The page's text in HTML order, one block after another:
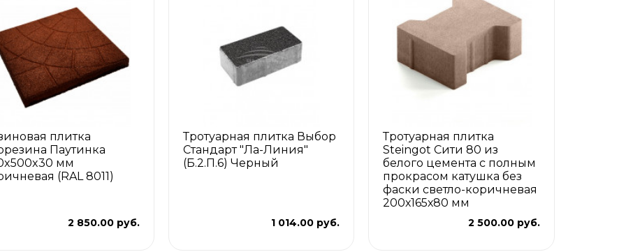
плитка
Паутинка
мм
(RAL 8011)
2 850.00 руб.
Тротуарная плитка Выбор
Стандарт "Ла-Линия"
(Б.2.П.6) Черный
1 014.00 руб.
Тротуарная плитка
Steingot Сити 80 из
белого цемента с полным
прокрасом катушка без
фаски светло-коричневая
200х165х80 мм
2 500.00 руб.